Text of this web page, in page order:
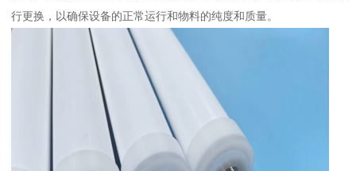
行更换，以确保设备的正常运行和物料的纯度和质量。